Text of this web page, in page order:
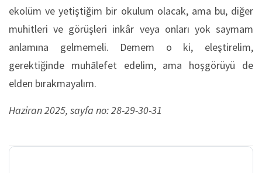
ekolüm ve yetiştiğim bir okulum olacak, ama bu, diğer
muhitleri ve görüşleri inkâr veya onları yok saymam
anlamına gelmemeli. Demem o ki, eleştirelim,
gerektiğinde muhālefet edelim, ama hoşgörüyü de
elden bırakmayalım.
Haziran 2025, sayfa no: 28-29-30-31